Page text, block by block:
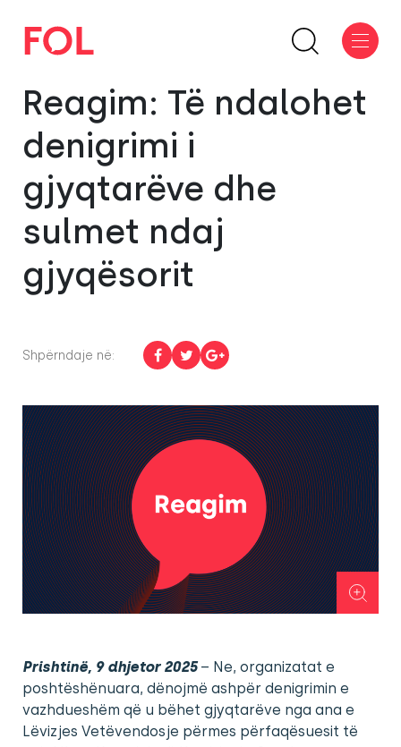
Reagim: Të ndalohet
denigrimi i
gjyqtarëve dhe
sulmet ndaj
gjyqësorit
Shpërndaje në:
Prishtinë, 9 dhjetor 2025 – Ne, organizatat e
poshtëshënuara, dënojmë ashpër denigrimin e
vazhdueshëm që u bëhet gjyqtarëve nga ana e
Lëvizjes Vetëvendosje përmes përfaqësuesit të